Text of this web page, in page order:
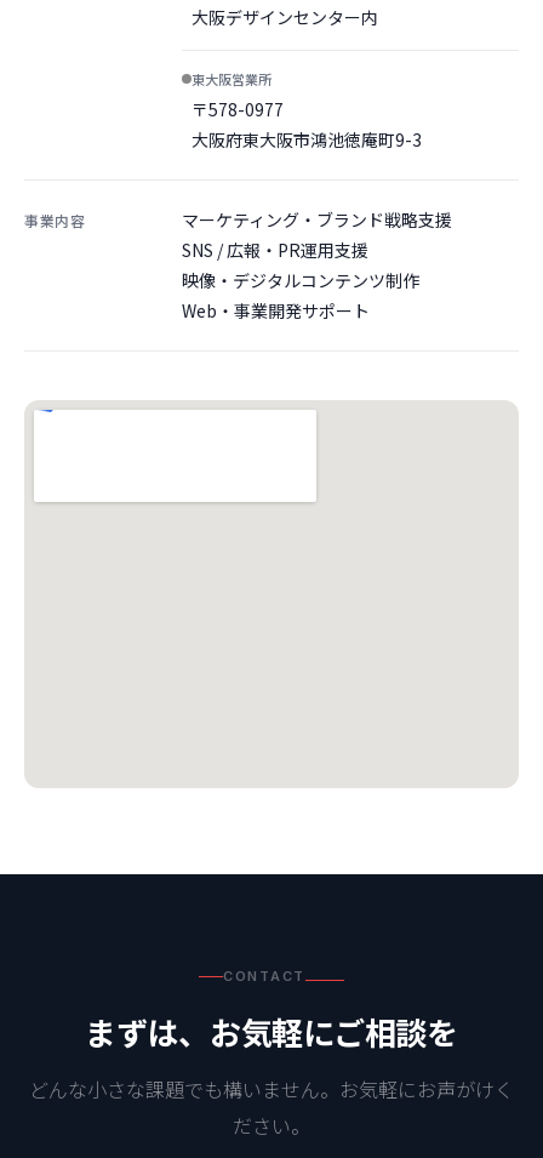
大阪デザインセンター内
東大阪営業所
〒578-0977
大阪府東大阪市鴻池徳庵町9-3
事業内容
マーケティング・ブランド戦略支援
SNS / 広報・PR運用支援
映像・デジタルコンテンツ制作
Web・事業開発サポート
CONTACT
まずは、お気軽にご相談を
どんな小さな課題でも構いません。お気軽にお声がけく
ださい。